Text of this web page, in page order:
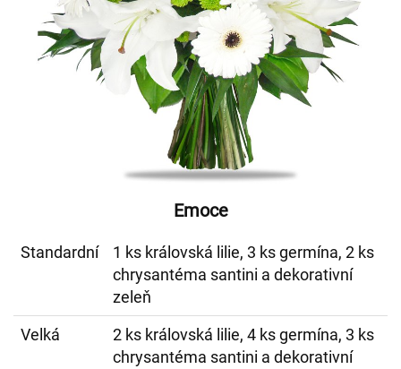
Emoce
Standardní
1 ks královská lilie, 3 ks germína, 2 ks
chrysantéma santini a dekorativní
zeleň
Velká
2 ks královská lilie, 4 ks germína, 3 ks
chrysantéma santini a dekorativní